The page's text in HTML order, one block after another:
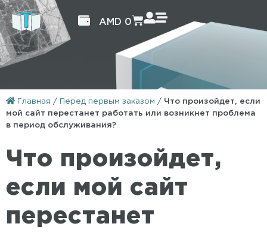
AMD 0
Главная / Перед первым заказом / Что произойдет, если
мой сайт перестанет работать или возникнет проблема
в период обслуживания?
Что произойдет,
если мой сайт
перестанет